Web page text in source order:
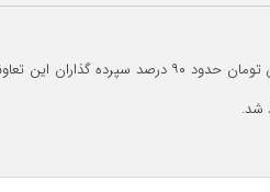
در جریان رسیدگی به وضعیت سپرده‌گذاران تعاونی منحله فرشتگان با تسویه وجوه سپرده